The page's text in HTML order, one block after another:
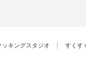
ッキングスタジオ すくす